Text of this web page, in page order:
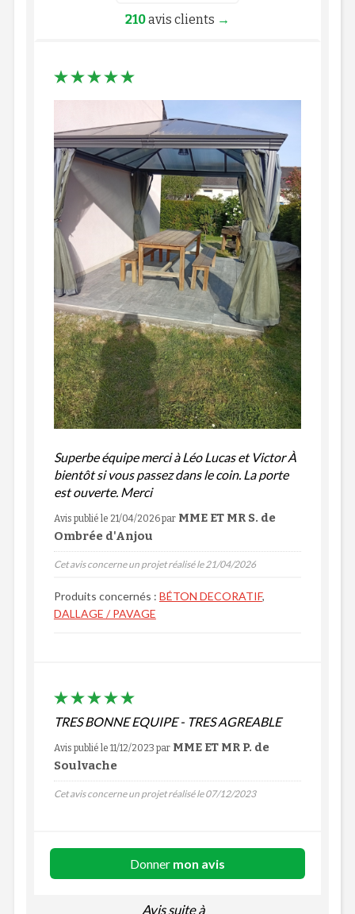
Avis suite à
210avis clients →
Superbe équipe merci à Léo Lucas et Victor À
bientôt si vous passez dans le coin. La porte
est ouverte. Merci
Avis publié le 21/04/2026par MME ET MR S. de
Ombrée d'Anjou
Cet avis concerne un projet réalisé le 21/04/2026
Produits concernés : BÉTON DECORATIF,
DALLAGE / PAVAGE
TRES BONNE EQUIPE - TRES AGREABLE
Avis publié le 11/12/2023 par MME ET MR P. de
Soulvache
Cet avis concerne un projet réalisé le 07/12/2023
Donner mon avis